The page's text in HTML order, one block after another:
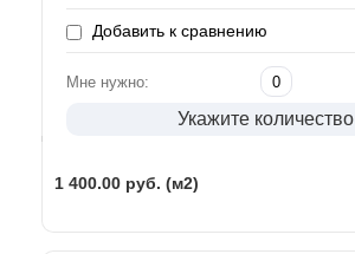
Добавить к сравнению
Мне нужно:
Укажите количество
1 400.00 руб. (м2)